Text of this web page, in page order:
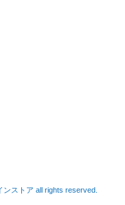
ストア all rights reserved.